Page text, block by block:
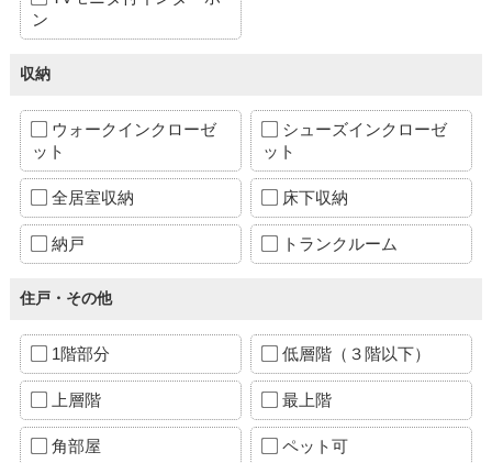
ン
収納
ウォークインクローゼ
ット
シューズインクローゼ
ット
全居室収納 床下収納
納戸 トランクルーム
住戸・その他
1階部分 低層階（３階以下）
上層階 最上階
角部屋 ペット可